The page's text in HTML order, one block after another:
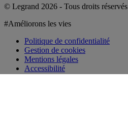
© Legrand 2026 - Tous droits réservés
#Améliorons les vies
Politique de confidentialité
Gestion de cookies
Mentions légales
Accessibilité